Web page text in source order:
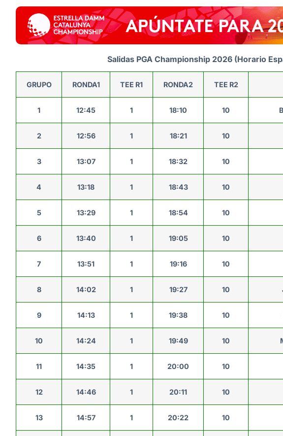
Salidas PGA Championship 2026 (Horario
GRUPO RONDA1 TEE R1 RONDA2 TEE R2
1 12:45 1 18:10 10
2 12:56 1 18:21 10
3 13:07 1 18:32 10
4 13:18 1 18:43 10
5 13:29 1 18:54 10
6 13:40 1 19:05 10
7 13:51 1 19:16 10
8 14:02 1 19:27 10
9 14:13 1 19:38 10
10 14:24 1 19:49 10
11 14:35 1 20:00 10
12 14:46 1 20:11 10
13 14:57 1 20:22 10